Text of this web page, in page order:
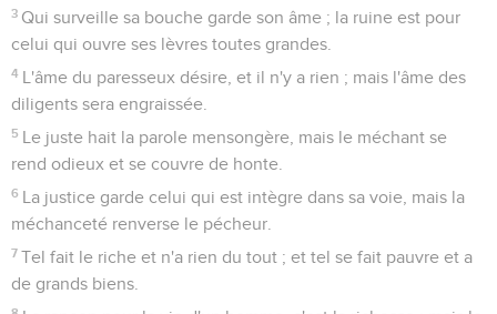
3 Qui surveille sa bouche garde son âme ; la ruine est pour
celui qui ouvre ses lèvres toutes grandes.
4 L'âme du paresseux désire, et il n'y a rien ; mais l'âme des
diligents sera engraissée.
5 Le juste hait la parole mensongère, mais le méchant se
rend odieux et se couvre de honte.
6 La justice garde celui qui est intègre dans sa voie, mais la
méchanceté renverse le pécheur.
7 Tel fait le riche et n'a rien du tout ; et tel se fait pauvre et a
de grands biens.